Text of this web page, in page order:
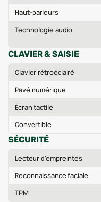
Haut-parleurs
Technologie audio
CLAVIER & SAISIE
Clavier rétroéclairé
Pavé numérique
Écran tactile
Convertible
SÉCURITÉ
Lecteur d'empreintes
Reconnaissance faciale
TPM